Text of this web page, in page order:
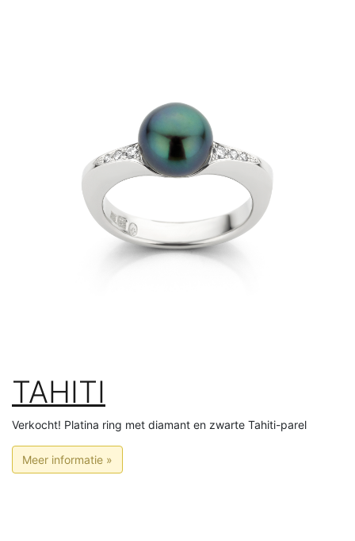
TAHITI
Verkocht! Platina ring met diamant en zwarte Tahiti-parel
Meer informatie »